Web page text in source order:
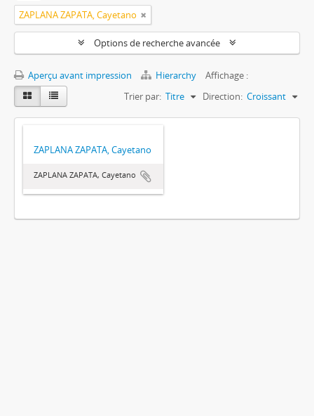
ZAPLANA ZAPATA, Cayetano
Options de recherche avancée
Aperçu avant impression Hierarchy
Affichage :
Trier par: Titre Direction: Croissant
ZAPLANA ZAPATA, Cayetano
ZAPLANA ZAPATA, Cayetano